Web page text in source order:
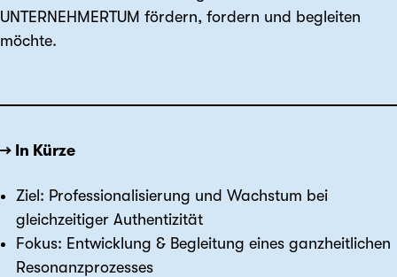
UNTERNEHMERTUM fördern, fordern und begleiten
möchte.
→ In Kürze
Ziel: Professionalisierung und Wachstum bei
gleichzeitiger Authentizität
Fokus: Entwicklung & Begleitung eines ganzheitlichen
Resonanzprozesses